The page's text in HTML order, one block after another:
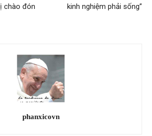
chào đón
kinh nghiệm phải sống”
phanxicovn